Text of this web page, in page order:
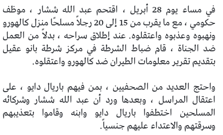
في مساء يوم 28 أبريل ، اقتحم عبد الله ششار ، موظف
حكومي ، مع ما يقرب من 15 إلى 20 رجلاً مسلحًا منزل كالهورو
ونهبوه وعذبوه واعتقلوه. عند إطلاق سراحه ، بدلاً من العمل
ضد الجناة ، قام ضباط الشرطة في مركز شرطة بانو عقيل
بتقديم تقرير معلومات الطيران ضد كالهورو واعتقلوه.
واحتج العديد من الصحفيين ، بمن فيهم باريال دايو ، على
اعتقال المراسل ، وبعدها ورد أن عبد الله ششار وشركائه
المسلحين اختطفوا باريال دايو وابنه وقاموا بتعذيبهم
وسرقتهم والاعتداء عليهم جنسياً.